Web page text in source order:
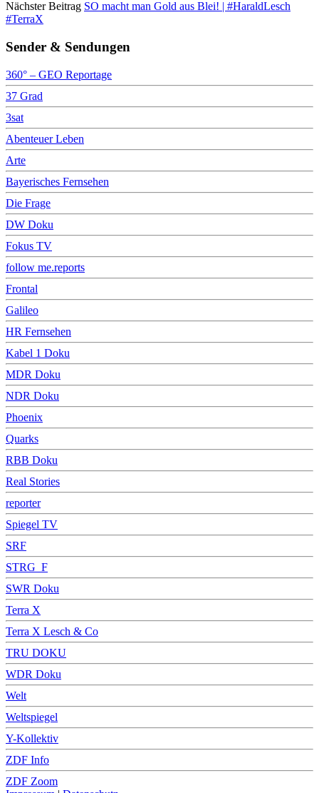
Nächster Beitrag SO macht man Gold aus Blei! | #HaraldLesch
#TerraX
Sender & Sendungen
360° – GEO Reportage
37 Grad
3sat
Abenteuer Leben
Arte
Bayerisches Fernsehen
Die Frage
DW Doku
Fokus TV
follow me.reports
Frontal
Galileo
HR Fernsehen
Kabel 1 Doku
MDR Doku
NDR Doku
Phoenix
Quarks
RBB Doku
Real Stories
reporter
Spiegel TV
SRF
STRG_F
SWR Doku
Terra X
Terra X Lesch & Co
TRU DOKU
WDR Doku
Welt
Weltspiegel
Y-Kollektiv
ZDF Info
ZDF Zoom